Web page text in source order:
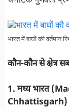
भारत में बाघों की वर्तमान
कौन-कौन से क्षेत्र
1. मध्य भारत
Chhattisgarh)